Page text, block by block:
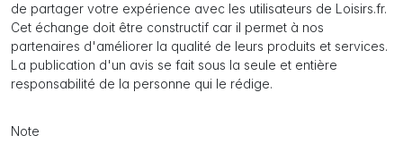
de partager votre expérience avec les utilisateurs de Loisirs.fr.
Cet échange doit être constructif car il permet à nos
partenaires d'améliorer la qualité de leurs produits et services.
La publication d'un avis se fait sous la seule et entière
responsabilité de la personne qui le rédige.
Note